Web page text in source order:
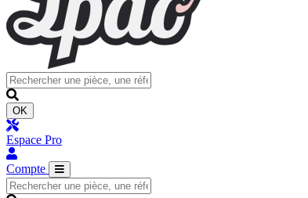
OK
Espace Pro
Compte